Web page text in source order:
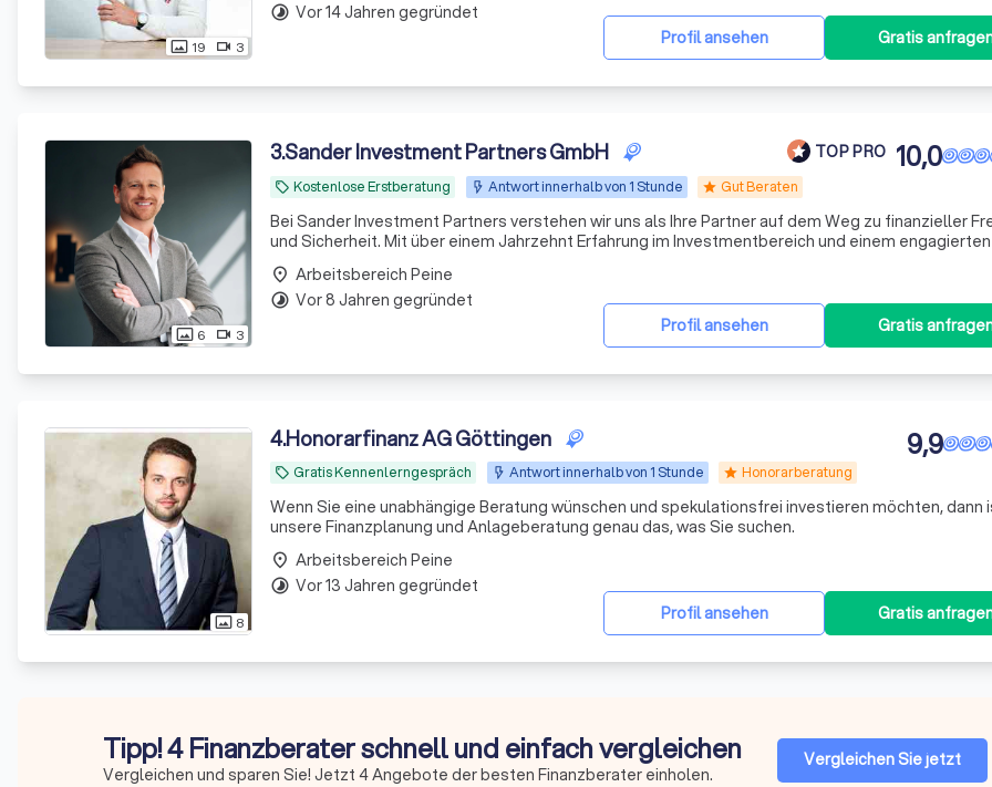
photo_size_select_actual 19 videocam 3 Profil ansehen Gratis
timelapse Vor 14 Jahren gegründet
photo_size_select_actual 6 videocam 3
3.Sander Investment Partners GmbH TOP PRO
local_offer Kostenlose Erstberatung Antwort innerhalb von 1 Stunde star Gut Beraten
10,0
Bei Sander Investment Partners verstehen wir uns als Ihre Partner auf dem Weg zu finanzieller
und Sicherheit. Mit über einem Jahrzehnt Erfahrung im Investmentbereich und einem engagierten
aus Experten bieten wir maßgeschneiderte Anlagestrategien, die perfekt auf Ihre individuellen
Profil ansehen Gratis
place Arbeitsbereich Peine
timelapse Vor 8 Jahren gegründet
photo_size_select_actual 8
4.Honorarfinanz AG Göttingen
local_offer Gratis Kennenlerngespräch Antwort innerhalb von 1 Stunde star Honorarberatung
9,9
Wenn Sie eine unabhängige Beratung wünschen und spekulationsfrei investieren möchten, dann
unsere Finanzplanung und Anlageberatung genau das, was Sie suchen.
Profil ansehen Gratis
place Arbeitsbereich Peine
timelapse Vor 13 Jahren gegründet
Tipp! 4 Finanzberater schnell und einfach vergleichen
Vergleichen und sparen Sie! Jetzt 4 Angebote der besten Finanzberater einholen.
Vergleichen Sie jetzt